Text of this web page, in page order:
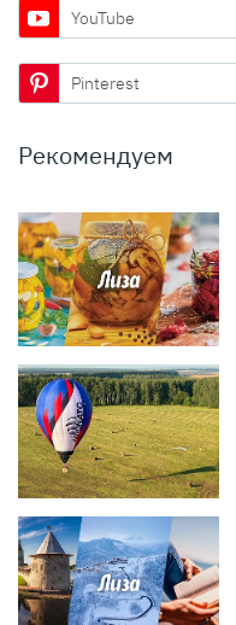
YouTube
Pinterest
Рекомендуем